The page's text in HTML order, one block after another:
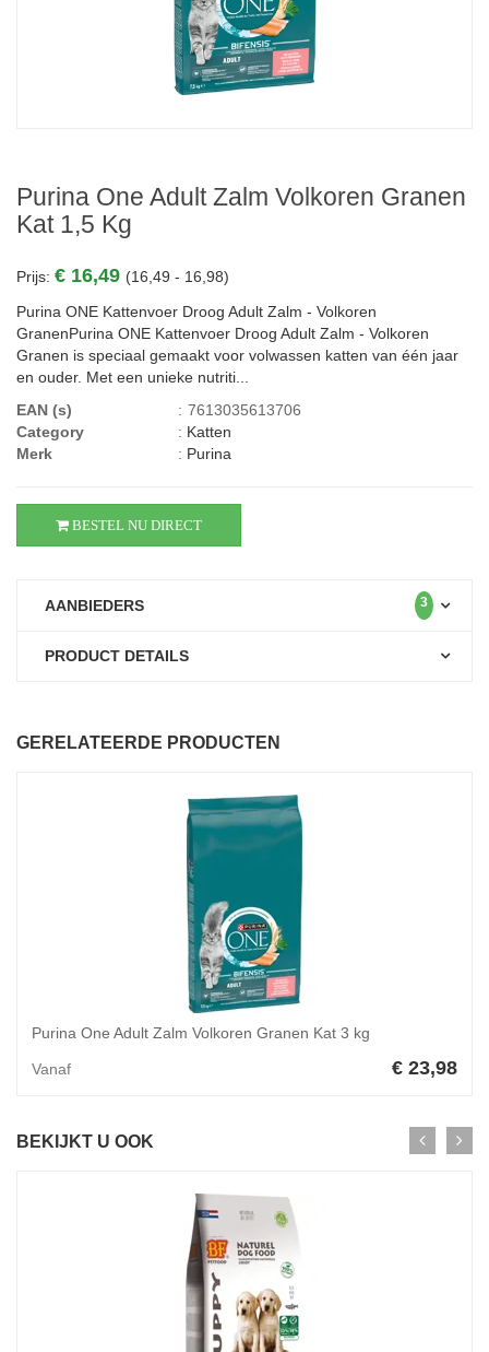
Purina One Adult Zalm Volkoren Granen
Kat 1,5 Kg
Prijs: € 16,49 (16,49 - 16,98)
Purina ONE Kattenvoer Droog Adult Zalm - Volkoren
GranenPurina ONE Kattenvoer Droog Adult Zalm - Volkoren
Granen is speciaal gemaakt voor volwassen katten van één jaar
en ouder. Met een unieke nutriti...
EAN (s)
: 7613035613706
Category
: Katten
Merk
: Purina
BESTEL NU DIRECT
AANBIEDERS 3
PRODUCT DETAILS
GERELATEERDE PRODUCTEN
Purina One Adult Zalm Volkoren Granen Kat 3 kg
Vanaf € 23,98
BEKIJKT U OOK